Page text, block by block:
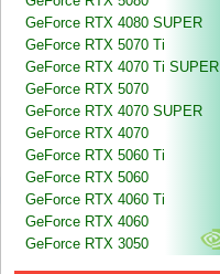
GeForce RTX 4080 SUPER
GeForce RTX 5070 Ti
GeForce RTX 4070 Ti SUPER
GeForce RTX 5070
GeForce RTX 4070 SUPER
GeForce RTX 4070
GeForce RTX 5060 Ti
GeForce RTX 5060
GeForce RTX 4060 Ti
GeForce RTX 4060
GeForce RTX 3050